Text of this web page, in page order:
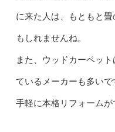
に来た人は、もともと
もしれませんね。
また、ウッドカーペッ
ているメーカーも多いで
手軽に本格リフォームが